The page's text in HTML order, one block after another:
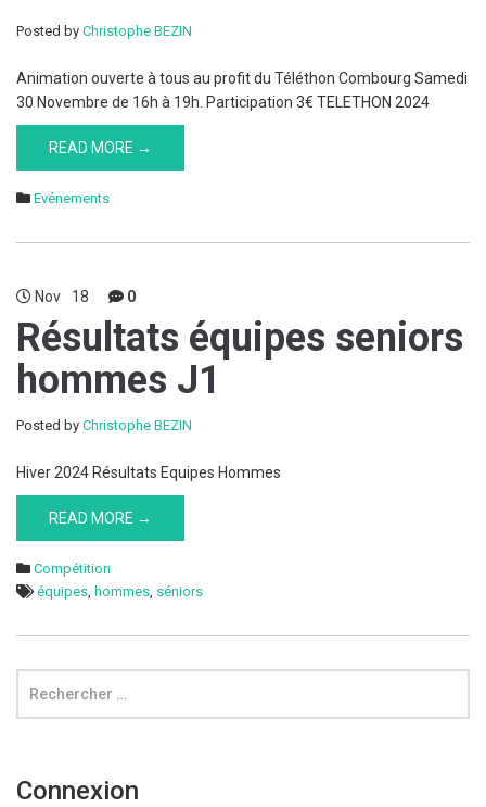
Posted by Christophe BEZIN
Animation ouverte à tous au profit du Téléthon Combourg Samedi
30 Novembre de 16h à 19h. Participation 3€ TELETHON 2024
READ MORE →
Evénements
Nov 18 0
Résultats équipes seniors
hommes J1
Posted by Christophe BEZIN
Hiver 2024 Résultats Equipes Hommes
READ MORE →
Compétition
équipes, hommes, séniors
Connexion